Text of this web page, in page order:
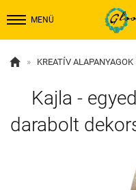
MENÜ
 » KREATÍV ALAPANYAGOK
Kajla -
darabolt